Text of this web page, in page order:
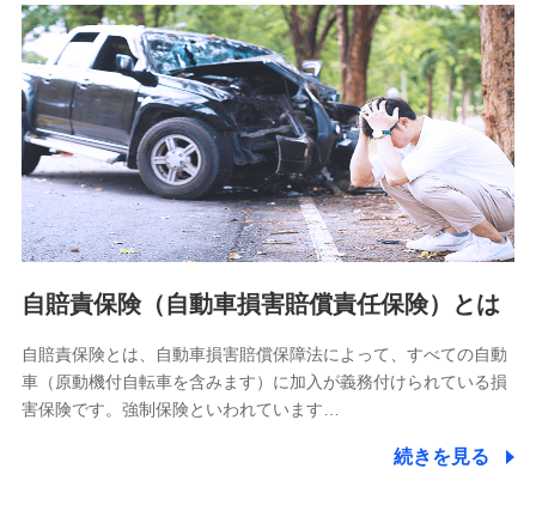
分析するため
当社の対応品質向上やお問い合わせ内容の正確な把握のため
個人情報保護管理者の職名、連絡先
株式会社ドコモ・インシュアランス 営業部長
〒103-0013 東京都中央区日本橋人形町2-14-10 アーバン
ネット日本橋ビル 3F
株式会社ドコモ・インシュアランス
個人情報の第三者提供について
除き、第三者に提供いたしません。
業務の委託
当社は利用目的の達成に必要な範囲内において個人情報の取
自賠責保険（自動車損害賠償責任保険）とは
自賠責保険とは、自動車損害賠償保障法によって、すべての自動
車（原動機付自転車を含みます）に加入が義務付けられている損
害保険です。強制保険といわれています…
続きを見る